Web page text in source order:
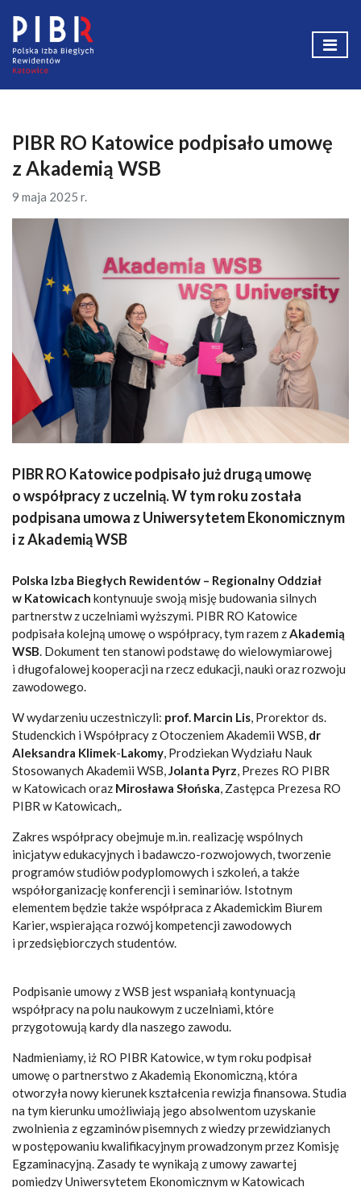
PIBR RO Katowice podpisało umowę
z Akademią WSB
9 maja 2025 r.
PIBR RO Katowice podpisało już drugą umowę
o współpracy z uczelnią. W tym roku została
podpisana umowa z Uniwersytetem Ekonomicznym
i z Akademią WSB
Polska Izba Biegłych Rewidentów – Regionalny Oddział
w Katowicach kontynuuje swoją misję budowania silnych
partnerstw z uczelniami wyższymi. PIBR RO Katowice
podpisała kolejną umowę o współpracy, tym razem zAkademią
WSB. Dokument ten stanowi podstawę do wielowymiarowej
i długofalowej kooperacji na rzecz edukacji, nauki oraz rozwoju
zawodowego.
W wydarzeniu uczestniczyli: prof. Marcin Lis, Prorektor ds.
Studenckich i Współpracy z Otoczeniem Akademii WSB, dr
Aleksandra Klimek-Lakomy, Prodziekan Wydziału Nauk
Stosowanych Akademii WSB,Jolanta Pyrz, Prezes RO PIBR
w Katowicach oraz Mirosława Słońska, Zastępca Prezesa RO
PIBR w Katowicach,.
Zakres współpracy obejmuje m.in. realizację wspólnych
inicjatyw edukacyjnych i badawczo-rozwojowych, tworzenie
programów studiów podyplomowych i szkoleń, a także
współorganizację konferencji i seminariów. Istotnym
elementem będzie także współpraca z Akademickim Biurem
Karier, wspierająca rozwój kompetencji zawodowych
i przedsiębiorczych studentów.
Podpisanie umowy z WSB jest wspaniałą kontynuacją
współpracy na polu naukowym z uczelniami, które
przygotowują kardy dla naszego zawodu.
Nadmieniamy, iż RO PIBR Katowice, w tym roku podpisał
umowę o partnerstwo z Akademią Ekonomiczną, która
otworzyła nowy kierunek kształcenia rewizja finansowa. Studia
na tym kierunku umożliwiają jego absolwentom uzyskanie
zwolnienia z egzaminów pisemnych z wiedzy przewidzianych
w postępowaniu kwalifikacyjnym prowadzonym przez Komisję
Egzaminacyjną. Zasady te wynikają z umowy zawartej
pomiędzy Uniwersytetem Ekonomicznym w Katowicach